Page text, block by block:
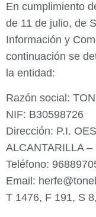
En cumplimiento
de 11 de julio, de
Información y
continuación se
la entidad:
Razón social:
NIF: B30598726
Dirección: P.I.
ALCANTARILLA –
Teléfono:
Email:
T 1476, F 191, S